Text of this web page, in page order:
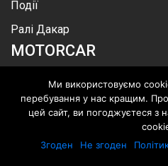
Події
Ралі Дакар
MOTORCAR
Про нас
Каталог
Реклама
Ми використовуємо
перебування у нас кращим.
цей сайт, ви погоджуєтеся з
Згоден
Не згоден